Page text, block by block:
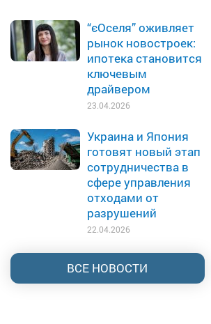
“єОселя” оживляет
рынок новостроек:
ипотека становится
ключевым
драйвером
23.04.2026
Украина и Япония
готовят новый этап
сотрудничества в
сфере управления
отходами от
разрушений
22.04.2026
ВСЕ НОВОСТИ